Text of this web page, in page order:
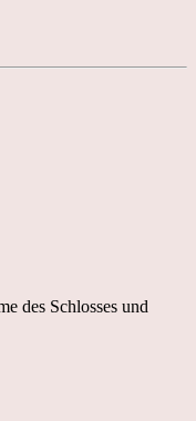
des Schlosses und